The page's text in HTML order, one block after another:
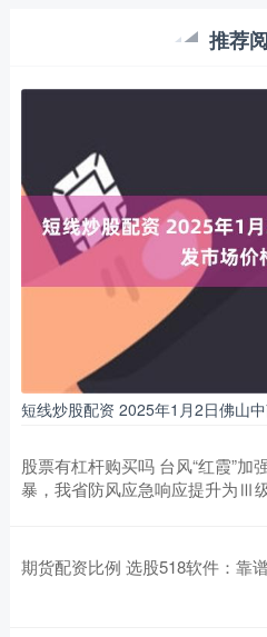
推荐
短线炒股配资 2025年1月2日佛山
股票有杠杆购买吗 台风“红霞”加
暴，我省防风应急响应提升为Ⅲ
期货配资比例 选股518软件：靠